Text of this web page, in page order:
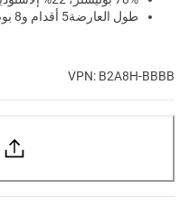
طول العارضة5 أقدام و8 بوصة (173 سم) وترتدي مقاسXS
VPN: B2A8H-BBBB